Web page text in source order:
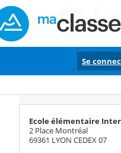
Se
Ecole élémentaire
2 Place Montréal
69361 LYON CEDEX 07